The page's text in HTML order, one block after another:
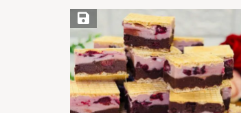
Save Recipe